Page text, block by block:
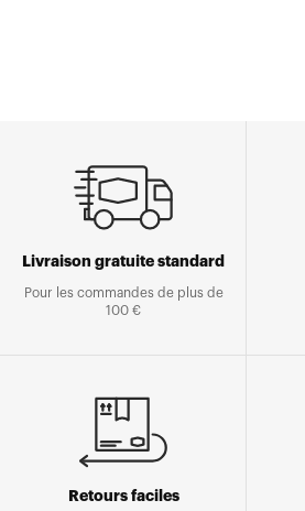
Livraison gratuite standard
Pour les commandes de plus de
100 €
Retours faciles